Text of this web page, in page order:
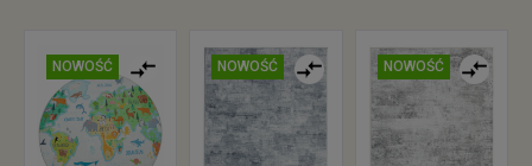
NOWOŚĆ NOWOŚĆ NOWOŚĆ